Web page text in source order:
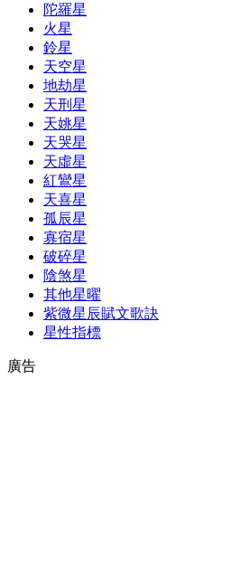
陀羅星
火星
鈴星
天空星
地劫星
天刑星
天姚星
天哭星
天虛星
紅鸞星
天喜星
孤辰星
寡宿星
破碎星
陰煞星
其他星曜
紫微星辰賦文歌訣
星性指標
廣告